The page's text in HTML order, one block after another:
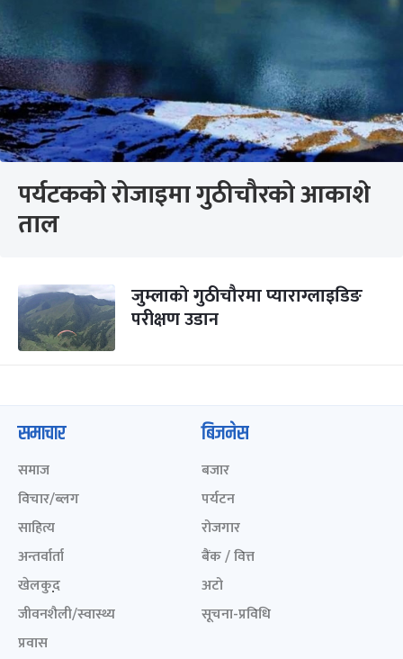
पर्यटकको रोजाइमा गुठीचौरको आकाशे
ताल
जुम्लाको गुठीचौरमा प्याराग्लाइडिङ
परीक्षण उडान
समाचार
समाज
विचार/ब्लग
साहित्य
अन्तर्वार्ता
खेलकुद़़
जीवनशैली/स्वास्थ्य
प्रवास
बिजनेस
बजार
पर्यटन
रोजगार
बैंक / वित्त
अटो
सूचना-प्रविधि